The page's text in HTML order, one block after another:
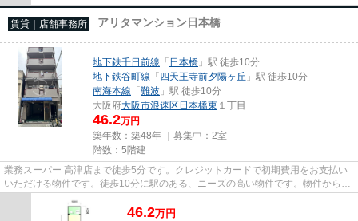
賃貸｜店舗事務所 アリタマンション日本橋
地下鉄千日前線 「 日本橋 」駅 徒歩10分
地下鉄谷町線 「四天王寺前夕陽ヶ丘 」駅 徒歩10分
南海本線 「難波 」駅 徒歩10分
大阪府大阪市浪速区日本橋東 １丁目
46.2万円
築年数：築48年 ｜募集中： 2室
階数：5階建
業務スーパー 高津店まで徒歩5分です。クレジットカードで初期費用をお支払い
いただける物件です。徒歩10分に駅のある、ニーズの高い物件です。物件から駐
車場までの距離は200mです。
46.2万円